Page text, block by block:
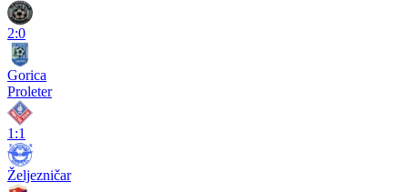
2:0
Gorica
Proleter
1:1
Željezničar